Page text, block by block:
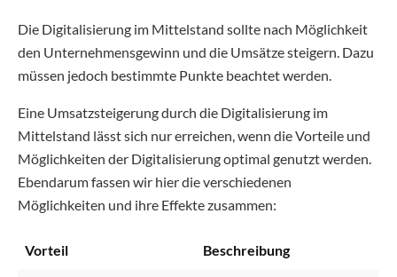
Die Digitalisierung im Mittelstand sollte nach Möglichkeit
den Unternehmensgewinn und die Umsätze steigern. Dazu
müssen jedoch bestimmte Punkte beachtet werden.
Eine Umsatzsteigerung durch die Digitalisierung im
Mittelstand lässt sich nur erreichen, wenn die Vorteile und
Möglichkeiten der Digitalisierung optimal genutzt werden.
Ebendarum fassen wir hier die verschiedenen
Möglichkeiten und ihre Effekte zusammen:
Vorteil Beschreibung